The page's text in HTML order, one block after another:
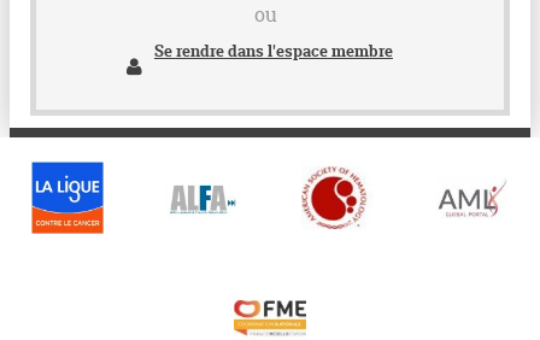
ou
Se rendre dans l'espace membre